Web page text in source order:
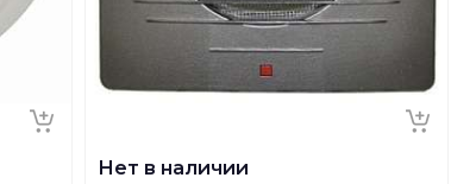
Нет в наличии